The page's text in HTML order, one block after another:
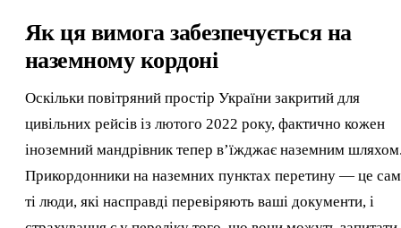
Як ця вимога забезпечується на
наземному кордоні
Оскільки повітряний простір України закритий для
цивільних рейсів із лютого 2022 року, фактично кожен
іноземний мандрівник тепер в’їжджає наземним
Прикордонники на наземних пунктах перетину — це
ті люди, які насправді перевіряють ваші документи, і